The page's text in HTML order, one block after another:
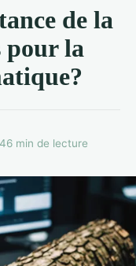
de la
pour la
6 min de lecture